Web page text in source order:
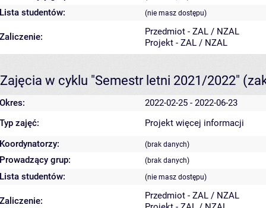
Lista studentów: (nie masz dostępu)
Zaliczenie:
Przedmiot - ZAL / NZAL
Projekt - ZAL / NZAL
Zajęcia w cyklu "Semestr letni 2021/2022"
Okres:
2022-02-25 - 2022-06-23
Typ zajęć:
Projekt więcej informacji
Koordynatorzy:
(brak danych)
Prowadzący grup: (brak danych)
Lista studentów: (nie masz dostępu)
Zaliczenie:
Przedmiot - ZAL / NZAL